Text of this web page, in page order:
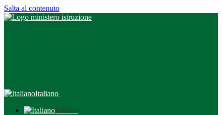
Salta al contenuto
Italiano
Italiano